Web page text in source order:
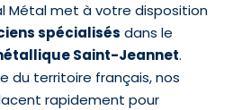
Métal met à votre disposition
spécialisés dans le
Saint-Jeannet.
du territoire français, nos
rapidement pour